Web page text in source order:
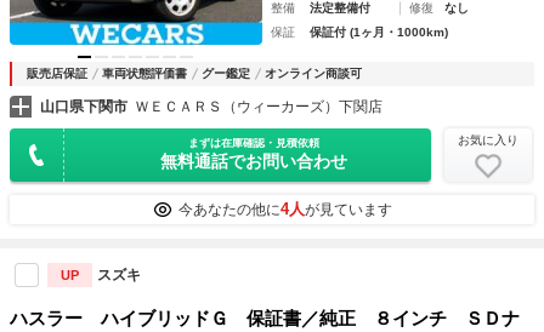
整備
法定整備付 修復
なし
保証
保証付 (1ヶ月・1000km)
販売店保証 車両状態評価書 グー鑑定 オンライン商談可
山口県下関市 ＷＥＣＡＲＳ（ウィーカーズ）下関店
まずは在庫確認・見積依頼
無料通話でお問い合わせ
お気に入り
今あなたの他に4人が見ています
UP スズキ
ハスラー ハイブリッドＧ 保証書／純正 ８インチ ＳＤナ